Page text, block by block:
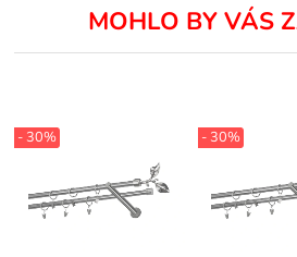
MOHLO BY VÁS
- 30% - 30%